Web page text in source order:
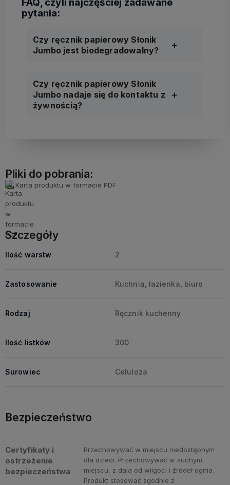
Czy ręcznik papierowy Słonik
Jumbo jest biodegradowalny?
Czy ręcznik papierowy Słonik
Jumbo nadaje się do kontaktu z
żywnością?
Pliki do pobrania:
Karta produktu w formacie PDF
Szczegóły
Ilość warstw 2
Zastosowanie Kuchnia, łazienka, biuro
Rodzaj Ręcznik kuchenny
Ilość listków 300
Surowiec Celuloza
Bezpieczeństwo
Certyfikaty i
ostrzeżenie
bezpieczeństwa
Przechowywać w miejscu niedostępnym
dla dzieci. Przechowywać w suchym
miejscu, z dala od wilgoci i źródeł ognia.
Produkt stosować zgodnie z